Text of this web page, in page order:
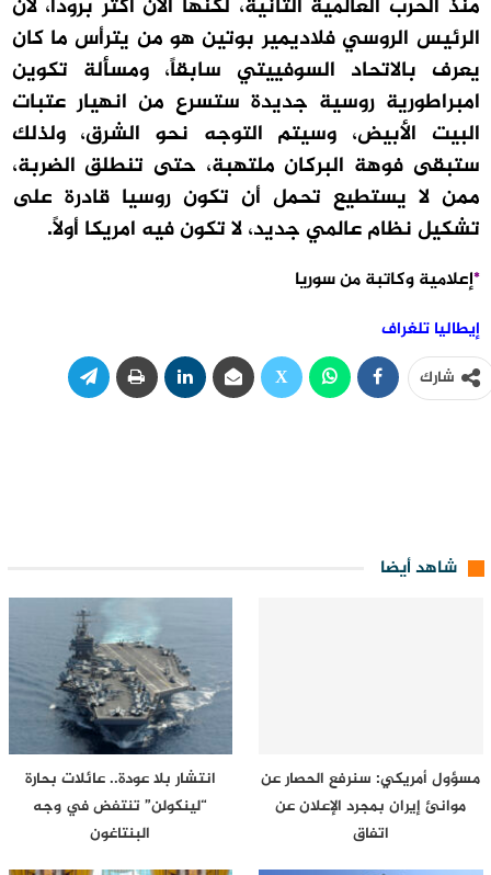
منذ الحرب العالمية الثانية، لكنها الآن اكثر بروداً، لأن
الرئيس الروسي فلاديمير بوتين هو من يترأس ما كان
يعرف بالاتحاد السوفييتي سابقاً، ومسألة تكوين
امبراطورية روسية جديدة ستسرع من انهيار عتبات
البيت الأبيض، وسيتم التوجه نحو الشرق، ولذلك
ستبقى فوهة البركان ملتهبة، حتى تنطلق الضربة،
ممن لا يستطيع تحمل أن تكون روسيا قادرة على
تشكيل نظام عالمي جديد، لا تكون فيه امريكا أولاً.
*إعلامية وكاتبة من سوريا
إيطاليا تلغراف
شارك
شاهد أيضا
مسؤول أمريكي: سنرفع الحصار عن
موانئ إيران بمجرد الإعلان عن
اتفاق
انتشار بلا عودة.. عائلات بحارة
“لينكولن” تنتفض في وجه
البنتاغون